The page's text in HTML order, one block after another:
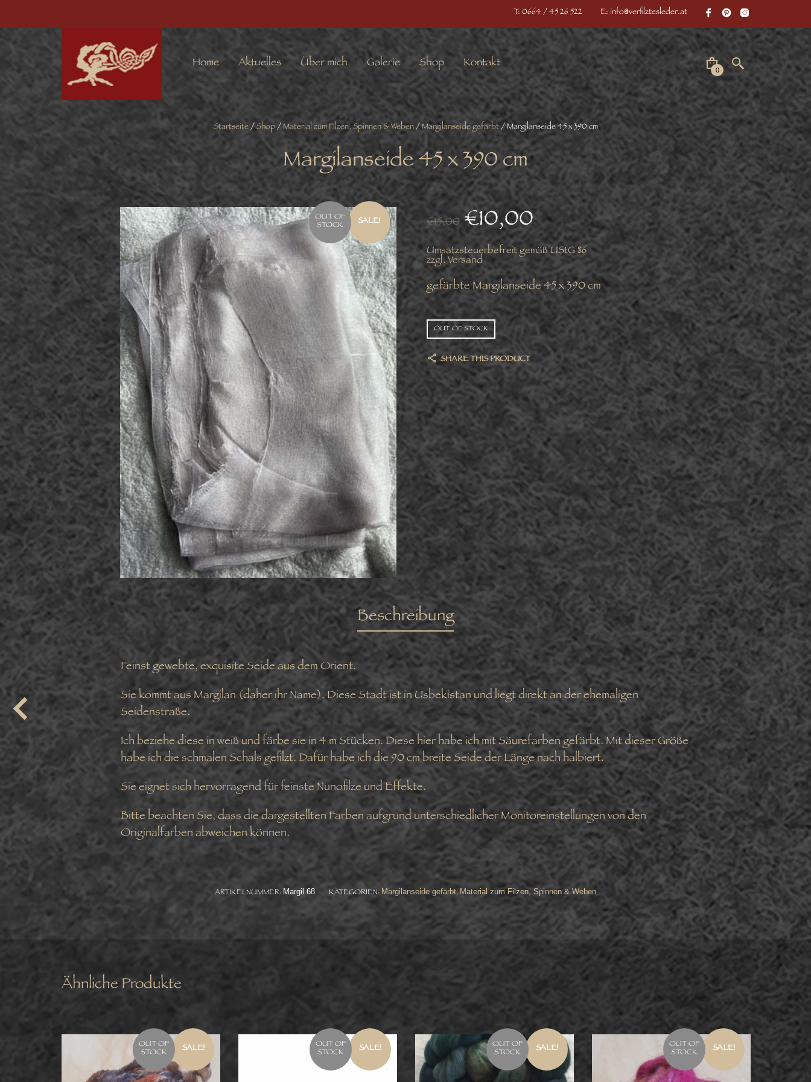
T: 0664 / 45 26 522 E: info@verfilztesleder.at
Home Aktuelles Über mich Galerie Shop Kontakt 0
Startseite/Shop/ Material zum Filzen, Spinnen & Weben/Margilanseide gefärbt/ Margilanseide 45 x 390 cm
Margilanseide 45 x 390 cm
SALE!
OUT OF
STOCK €15,00 €10,00
Umsatzsteuerbefreit gemäß UStG §6
zzgl.Versand
gefärbte Margilanseide 45 x 390 cm
OUT OF STOCK
SHARE THIS PRODUCT
Facebook
Pinterest
Beschreibung
Feinst gewebte, exquisite Seide aus dem Orient.
Sie kommt aus Margilan (daher ihr Name). Diese Stadt ist in Usbekistan und liegt direkt an der ehemaligen
Seidenstraße.
Ich beziehe diese in weiß und färbe sie in 4 m Stücken. Diese hier habe ich mit Säurefarben gefärbt. Mit dieser Größe
habe ich die schmalen Schals gefilzt. Dafür habe ich die 90 cm breite Seide der Länge nach halbiert.
Sie eignet sich hervorragend für feinste Nunofilze und Effekte.
Bitte beachten Sie, dass die dargestellten Farben aufgrund unterschiedlicher Monitoreinstellungen von den
Originalfarben abweichen können.
ARTIKELNUMMER: Margil 68 KATEGORIEN: Margilanseide gefärbt, Material zum Filzen, Spinnen & Weben
Ähnliche Produkte
SALE!
OUT OF
STOCK SALE!
OUT OF
STOCK SALE!
OUT OF
STOCK SALE!
OUT OF
STOCK